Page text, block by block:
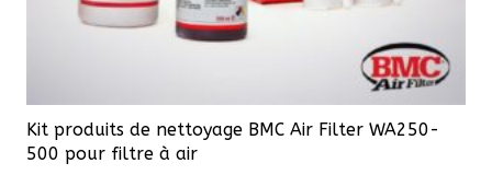
Kit produits de nettoyage BMC Air Filter WA250-
500 pour filtre à air